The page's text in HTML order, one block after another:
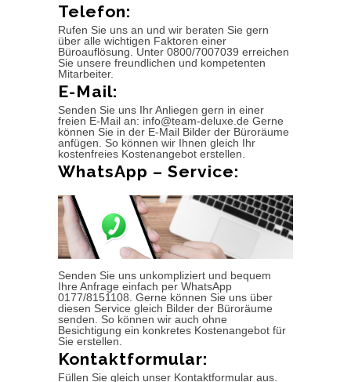
Telefon:
Rufen Sie uns an und wir beraten Sie gern
über alle wichtigen Faktoren einer
Büroauflösung. Unter 0800/7007039 erreichen
Sie unsere freundlichen und kompetenten
Mitarbeiter.
E-Mail:
Senden Sie uns Ihr Anliegen gern in einer
freien E-Mail an: info@team-deluxe.de Gerne
können Sie in der E-Mail Bilder der Büroräume
anfügen. So können wir Ihnen gleich Ihr
kostenfreies Kostenangebot erstellen.
WhatsApp – Service:
Senden Sie uns unkompliziert und bequem
Ihre Anfrage einfach per WhatsApp
0177/8151108. Gerne können Sie uns über
diesen Service gleich Bilder der Büroräume
senden. So können wir auch ohne
Besichtigung ein konkretes Kostenangebot für
Sie erstellen.
Kontaktformular:
Füllen Sie gleich unser Kontaktformular aus.